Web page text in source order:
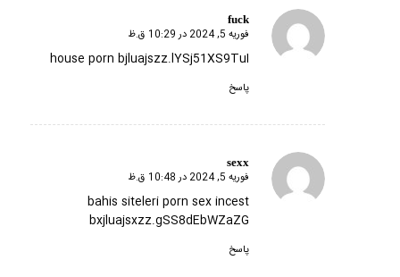
fuck
گفته:
فوریه 5, 2024 در 10:29 ق.ظ
house porn bjluajszz.lYSj51XS9TuI
پاسخ
sexx
گفته:
فوریه 5, 2024 در 10:48 ق.ظ
bahis siteleri porn sex incest
bxjluajsxzz.gSS8dEbWZaZG
پاسخ